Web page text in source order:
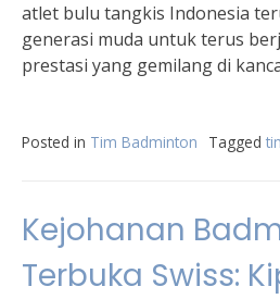
atlet bulu tangkis Indonesia
generasi muda untuk terus
prestasi yang gemilang di
Posted in Tim Badminton Tagged
Kejohanan
Terbuka Swiss: